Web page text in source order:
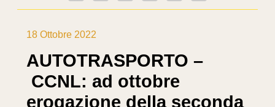
18 Ottobre 2022
AUTOTRASPORTO –
CCNL: ad ottobre
erogazione della seconda